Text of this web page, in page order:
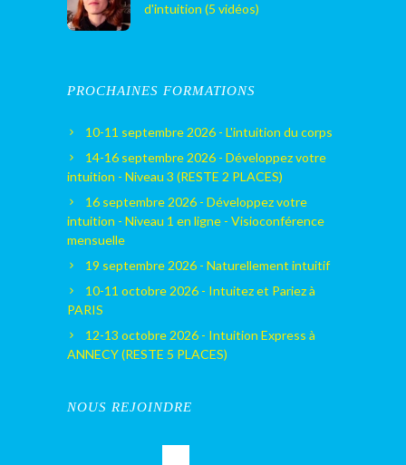
d'intuition (5 vidéos)
PROCHAINES FORMATIONS
10-11 septembre 2026 - L'intuition du corps
14-16 septembre 2026 - Développez votre
intuition - Niveau 3 (RESTE 2 PLACES)
16 septembre 2026 - Développez votre
intuition - Niveau 1 en ligne - Visioconférence
mensuelle
19 septembre 2026 - Naturellement intuitif
10-11 octobre 2026 - Intuitez et Pariez à
PARIS
12-13 octobre 2026 - Intuition Express à
ANNECY (RESTE 5 PLACES)
NOUS REJOINDRE